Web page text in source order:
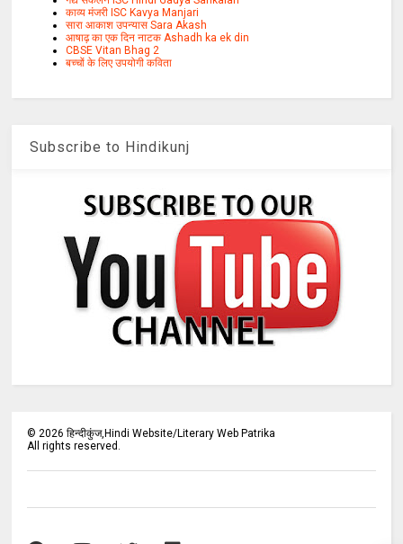
काव्य मंजरी ISC Kavya Manjari
सारा आकाश उपन्यास Sara Akash
आषाढ़ का एक दिन नाटक Ashadh ka ek din
CBSE Vitan Bhag 2
बच्चों के लिए उपयोगी कविता
Subscribe to Hindikunj
©2026 हिन्दीकुंज,Hindi Website/Literary Web Patrika
All rights reserved.